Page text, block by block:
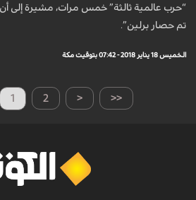
تم حصار برلين”.
الخميس 18 يناير 2018 - 07:42 بتوقيت مكة
1 2 < <<